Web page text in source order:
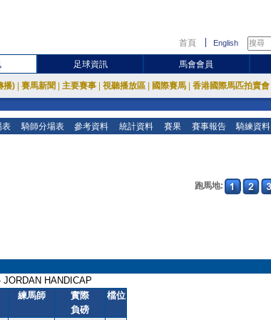
首頁 English
足球資訊 馬會會員
播) 賽馬新聞 主要賽事 視聽播放區 國際賽馬 香港國際馬匹拍賣會
表 騎師分場表 參考資料 統計資料 賽果 賽事報告 騎練資料
跑馬地:
HANDICAP
練馬師
實際
負磅
檔位